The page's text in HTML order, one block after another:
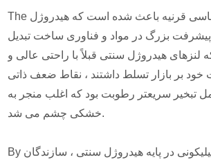
The توسعه لنزهای تماسی قرنیه باعث شده است که هیدروژل
بزرگ در مواد و فناوری ساخت تبدیل
لنزهای هیدروژل سنتی قبلاً با راحتی عالی و
بر بازار تسلط داشتند ، نقاط ضعف ذاتی
تبخیر سریعتر رطوبت بود که اغلب منجر به
خشکی چشم می شد.
By با ترکیب اجزای سیلیکونی در پایه هیدروژل سنتی ، سازندگان